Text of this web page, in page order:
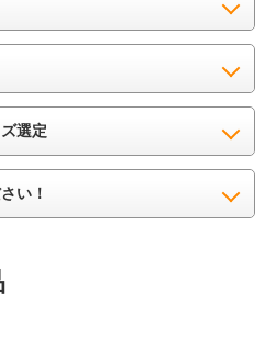
選定
い！